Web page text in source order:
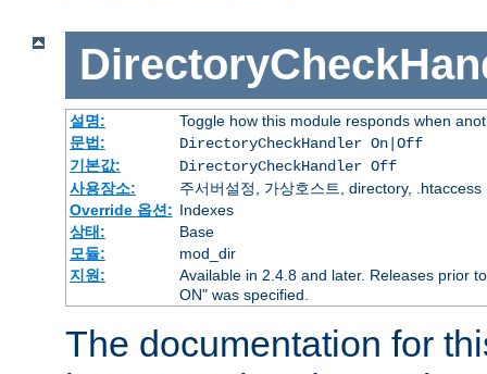
설명:
Toggle how this module responds when
문법:
DirectoryCheckHandler On|Off
기본값:
DirectoryCheckHandler Off
사용장소:
주서버설정, 가상호스트, directory, .htaccess
Override 옵션: Indexes
상태:
Base
모듈:
mod_dir
지원:
Available in 2.4.8 and later. Releases prior
ON" was specified.
The documentation for